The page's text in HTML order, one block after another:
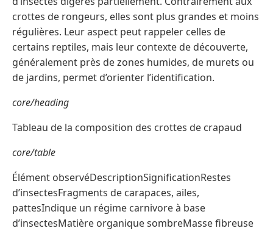
crottes de rongeurs, elles sont plus grandes et moins
régulières. Leur aspect peut rappeler celles de
certains reptiles, mais leur contexte de découverte,
généralement près de zones humides, de murets ou
de jardins, permet d’orienter l’identification.
core/heading
Tableau de la composition des crottes de crapaud
core/table
Élément observéDescriptionSignificationRestes
d’insectesFragments de carapaces, ailes,
pattesIndique un régime carnivore à base
d’insectesMatière organique sombreMasse fibreuse